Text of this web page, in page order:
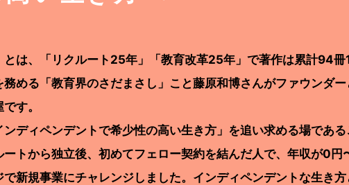
とは、「リクルート25年」「教育改革25年」で著作は累計94
める「教育界のさだまさし」こと藤原和博さんがファウンダ
す。
ディペンデントで希少性の高い生き方」を追い求める場である
トから独立後、初めてフェロー契約を結んだ人で、年収が0
新規事業にチャレンジしました。インディペンデントな生き